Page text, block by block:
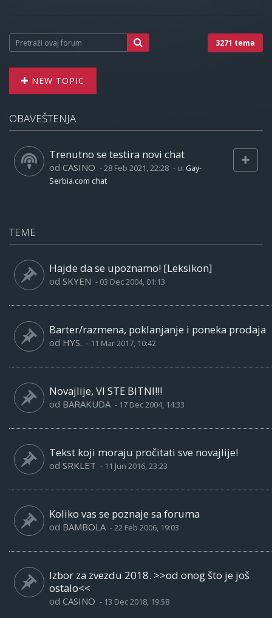
3271 tema
NEW TOPIC
OBAVEŠTENJA
Trenutno se testira novi chat
od CASINO -28 Feb 2021, 22:28 - u: Gay-
Serbia.com chat
TEME
Hajde da se upoznamo! [Leksikon]
od SKYEN - 03 Dec 2004, 01:13
Barter/razmena, poklanjanje i poneka prodaja
od HYS. - 11 Mar 2017, 10:42
Novajlije, VI STE BITNI!!!
od BARAKUDA - 17 Dec 2004, 14:33
Tekst koji moraju pročitati sve novajlije!
od SRKLET - 11 Jun 2016, 23:23
Koliko vas se poznaje sa foruma
od BAMBOLA -22 Feb 2006, 19:03
Izbor za zvezdu 2018. >>od onog što je još
ostalo<<
od CASINO - 13 Dec 2018, 19:58